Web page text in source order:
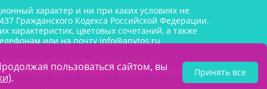
характер и ни при каких условиях не
Гражданского Кодекса Российской Федерации.
характеристик, цветовых сочетаний, а также
или на почтуinfo@anytos.ru
оптом по выгодным ценам от
в наличии на складе в Москве. Минимальная
пользоваться сайтом, вы
. Принять все